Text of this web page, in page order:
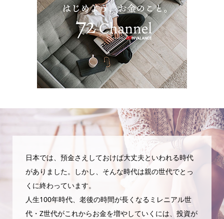
日本では、預金さえしておけば大丈夫といわれる時代
がありました。しかし、そんな時代は親の世代でとっ
くに終わっています。
人生100年時代、老後の時間が長くなるミレニアル世
代・Z世代がこれからお金を増やしていくには、投資が